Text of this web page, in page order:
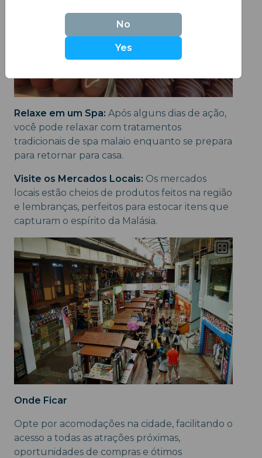
Relaxe em um Spa: Após alguns dias de ação,
você pode relaxar com tratamentos
tradicionais de spa malaio enquanto se prepara
para retornar para casa.
Visite os Mercados Locais: Os mercados
locais estão cheios de produtos feitos na região
e lembranças, perfeitos para estocar itens que
capturam o espírito da Malásia.
Onde Ficar
Opte por acomodações na cidade, facilitando o
acesso a todas as atrações próximas,
oportunidades de compras e ótimos
No
Yes